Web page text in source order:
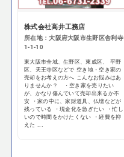
株式会社高井工務店
所在地：大阪府大阪市生野区舎利寺
1-1-10
東大阪市全域、生野区、東成区、 平野
区、天王寺区などで 空き地・空き家の
売却をお考えの方へ こんなお悩みはあ
りませんか？ ・空き家を売りたい
が、かなり傷んでいて売却出来るか不
安 ・家の中に、家財道具、仏壇などが
残っている ・現金化を急ぎたい ・忙し
いので時間をかけたくない ・経費を抑
えた ...